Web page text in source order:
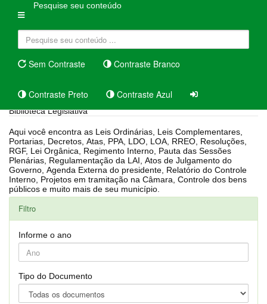
Pesquise seu conteúdo
Sem Contraste Contraste Branco
Contraste Preto Contraste Azul
Biblioteca Legislativa
Aqui você encontra as Leis Ordinárias, Leis Complementares,
Portarias, Decretos, Atas, PPA, LDO, LOA, RREO, Resoluções,
RGF, Lei Orgânica, Regimento Interno, Pauta das Sessões
Plenárias, Regulamentação da LAI, Atos de Julgamento do
Governo, Agenda Externa do presidente, Relatório do Controle
Interno, Projetos em tramitação na Câmara, Controle dos bens
públicos e muito mais de seu município.
Filtro
Informe o ano
Tipo do Documento